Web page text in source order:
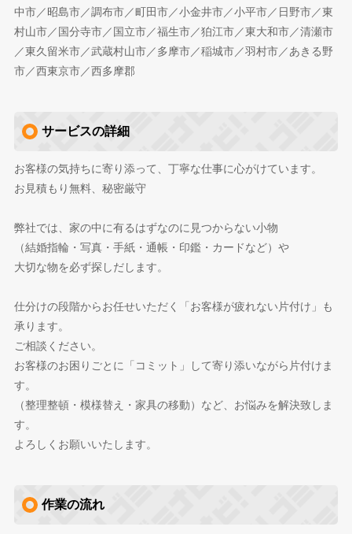
中市／昭島市／調布市／町田市／小金井市／小平市／日野市／東
村山市／国分寺市／国立市／福生市／狛江市／東大和市／清瀬市
／東久留米市／武蔵村山市／多摩市／稲城市／羽村市／あきる野
市／西東京市／西多摩郡
サービスの詳細
お客様の気持ちに寄り添って、丁寧な仕事に心がけています。
お見積もり無料、秘密厳守
弊社では、家の中に有るはずなのに見つからない小物
（結婚指輪・写真・手紙・通帳・印鑑・カードなど）や
大切な物を必ず探しだします。
仕分けの段階からお任せいただく「お客様が疲れない片付け」も
承ります。
ご相談ください。
お客様のお困りごとに「コミット」して寄り添いながら片付けま
す。
（整理整頓・模様替え・家具の移動）など、お悩みを解決致しま
す。
よろしくお願いいたします。
作業の流れ